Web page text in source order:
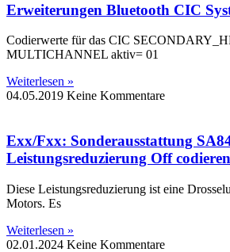
Erweiterungen Bluetooth CIC
Codierwerte für das CIC
MULTICHANNEL aktiv= 01
Weiterlesen »
04.05.2019 Keine Kommentare
Exx/Fxx: Sonderausstattung
Leistungsreduzierung Off codieren
Diese Leistungsreduzierung ist eine
Motors. Es
Weiterlesen »
02.01.2024 Keine Kommentare